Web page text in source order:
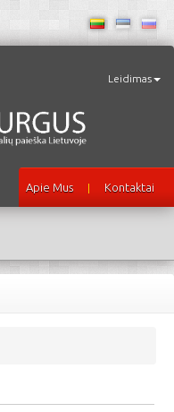
Leidimas
Apie Mus | Kontaktai